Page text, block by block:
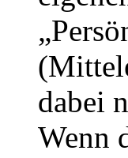
dabei
Wenn